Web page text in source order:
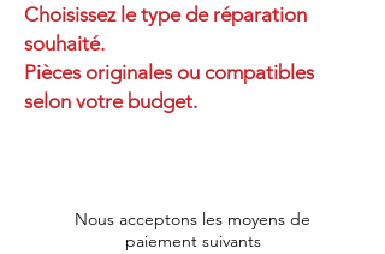
Choisissez le type de réparation
souhaité.
Pièces originales ou compatibles
selon votre budget.
Nous acceptons les moyens de
paiement suivants